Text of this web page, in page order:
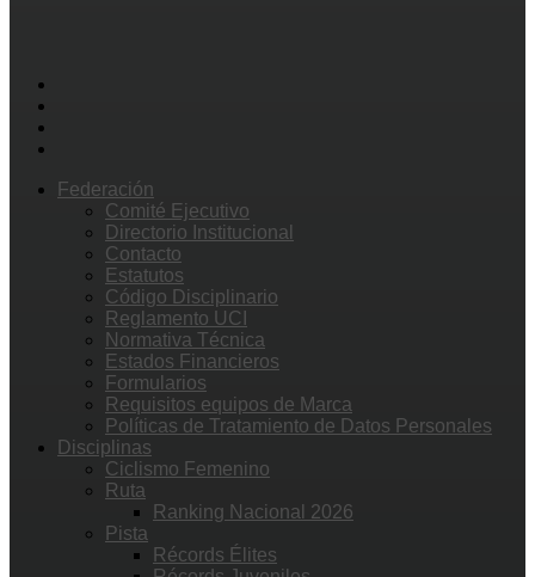
Federación
Comité Ejecutivo
Directorio Institucional
Contacto
Estatutos
Código Disciplinario
Reglamento UCI
Normativa Técnica
Estados Financieros
Formularios
Requisitos equipos de Marca
Políticas de Tratamiento de Datos Personales
Disciplinas
Ciclismo Femenino
Ruta
Ranking Nacional 2026
Pista
Récords Élites